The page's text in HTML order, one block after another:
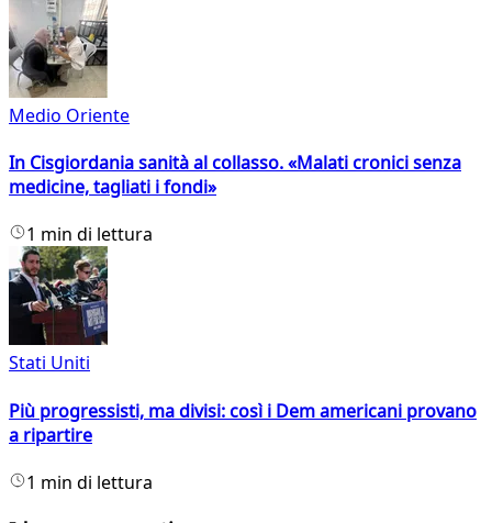
Medio Oriente
In Cisgiordania sanità al collasso. «Malati cronici senza
medicine, tagliati i fondi»
1 min di lettura
Stati Uniti
Più progressisti, ma divisi: così i Dem americani provano
a ripartire
1 min di lettura